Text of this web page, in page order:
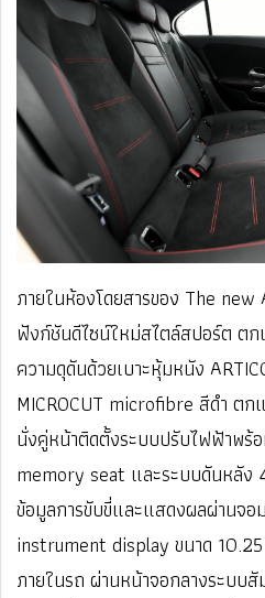
ภายในห้องโดยสารของ The
ฟังก์ชันดีไซน์ใหม่สไตล์สปอร์ต ต
ความดุดันด้วยเบาะหุ้มหนัง
MICROCUT microfibre สีดำ ตก
นั่งคู่หน้าติดตั้งระบบปรับไฟฟ้าพร้
memory seat และระบบดันหลั
ข้อมูลการขับขี่และแสดงผลผ่านจ
instrument display ขนาด
ภายในรถ ผ่านหน้าจอกลางระบบ